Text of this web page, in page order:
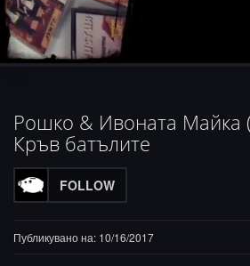
Unmute Loaded:
0%
Progress:
0%
Рошко & Ивоната Майка
Кръв батълите
FOLLOW
Публикувано на: 10/16/2017